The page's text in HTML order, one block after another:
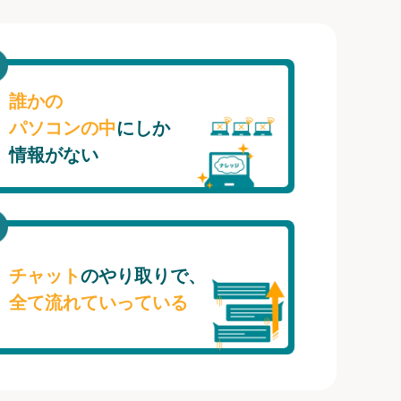
誰かの
パソコンの中にしか
情報がない
チャットのやり取りで、
全て流れていっている